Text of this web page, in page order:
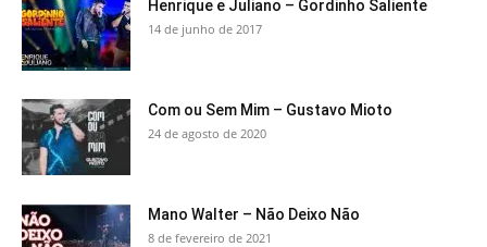
Henrique e Juliano – Gordinho Saliente
14 de junho de 2017
Com ou Sem Mim – Gustavo Mioto
24 de agosto de 2020
Mano Walter – Não Deixo Não
8 de fevereiro de 2021